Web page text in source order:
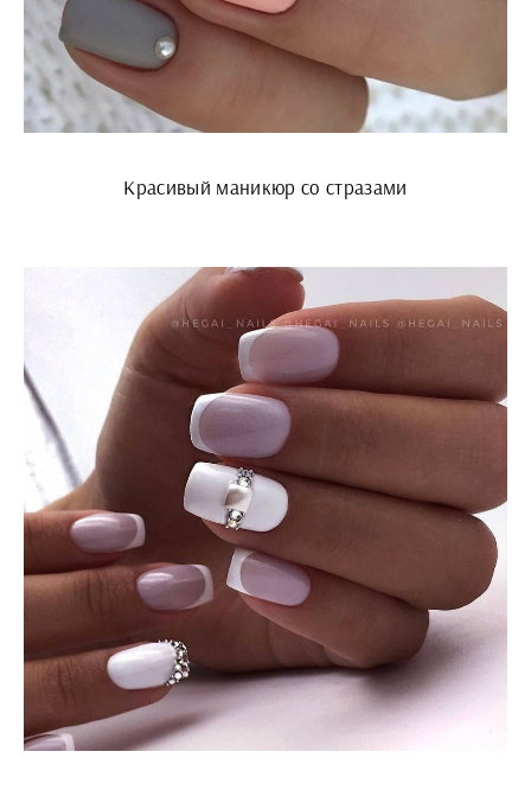
Красивый маникюр со стразами